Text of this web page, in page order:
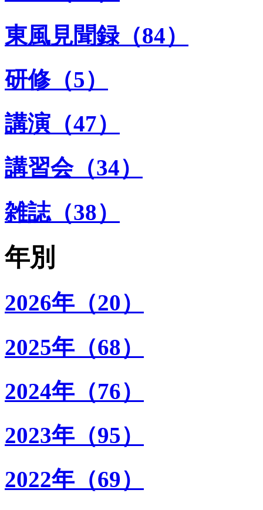
東風見聞録（84）
研修（5）
講演（47）
講習会（34）
雑誌（38）
年別
2026年（20）
2025年（68）
2024年（76）
2023年（95）
2022年（69）